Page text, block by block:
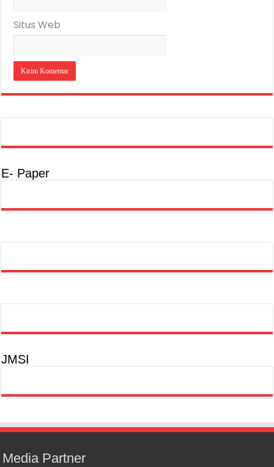
Situs Web
E- Paper
JMSI
Media Partner